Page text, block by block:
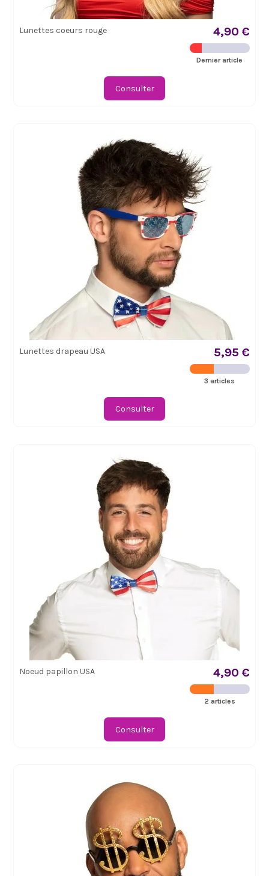
Lunettes coeurs rouge 4,90 €
Dernier article
Consulter
Lunettes drapeau USA 5,95 €
3 articles
Consulter
Noeud papillon USA 4,90 €
2 articles
Consulter